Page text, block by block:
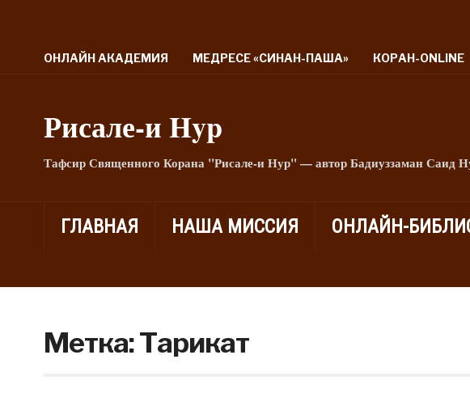
ОНЛАЙН АКАДЕМИЯ МЕДРЕСЕ «СИНАН-ПАША» КОРАН-ONLINE
Рисале-и Hyp
Тафсир Священного Корана "Рисале-и Нур" — автор Бадиуззаман Саид
ГЛАВНАЯ НАША МИССИЯ ОНЛАЙН-
Метка:Тарикат